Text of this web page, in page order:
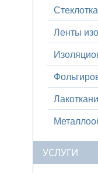
Ленты
Лакоткани
УСЛУГИ